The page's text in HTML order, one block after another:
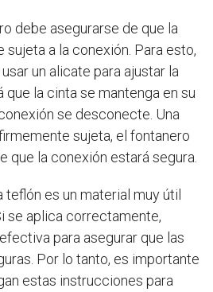
debe asegurarse de que la
a la conexión. Para esto,
un alicate para ajustar la
que la cinta se mantenga en su
se desconecte. Una
sujeta, el fontanero
que la conexión estará segura.
teflón es un material muy útil
se aplica correctamente,
para asegurar que las
Por lo tanto, es importante
estas instrucciones para